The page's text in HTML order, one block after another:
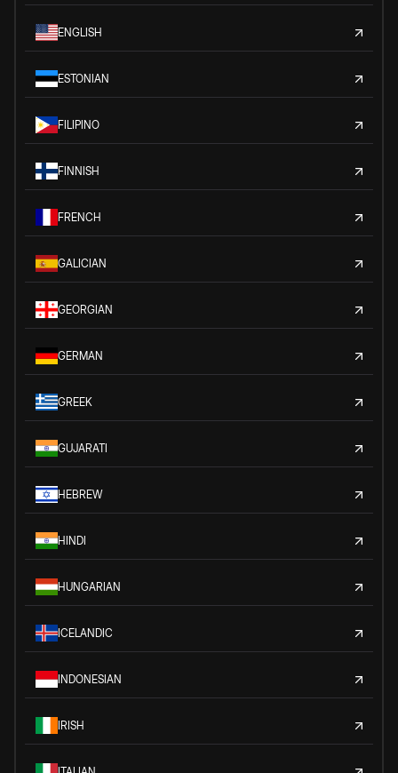
ENGLISH
ESTONIAN
FILIPINO
FINNISH
FRENCH
GALICIAN
GEORGIAN
GERMAN
GREEK
GUJARATI
HEBREW
HINDI
HUNGARIAN
ICELANDIC
INDONESIAN
IRISH